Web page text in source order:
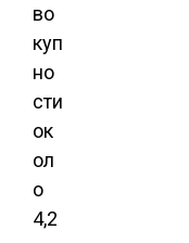
во
куп
но
сти
ок
ол
о
4,2